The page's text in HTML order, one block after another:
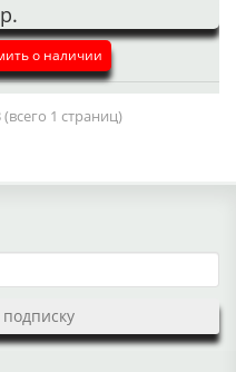
о наличии
1 страниц)